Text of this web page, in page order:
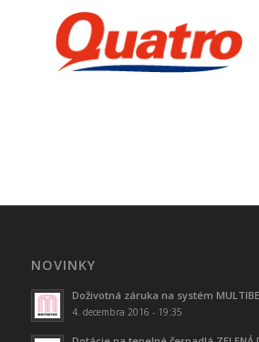
NOVINKY
Doživotná záruka na systém
4. decembra 2016 - 19:35